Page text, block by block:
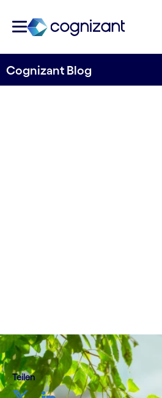
Cognizant Blog
Teilen